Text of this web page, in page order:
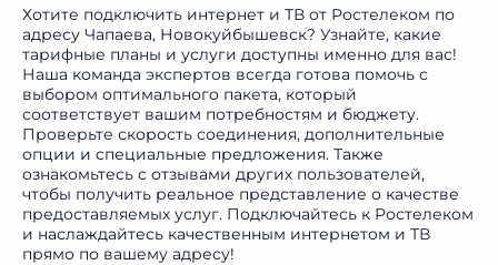
Хотите подключить интернет и ТВ от Ростелеком по
адресу Чапаева, Новокуйбышевск? Узнайте, какие
тарифные планы и услуги доступны именно для вас!
Наша команда экспертов всегда готова помочь с
выбором оптимального пакета, который
соответствует вашим потребностям и бюджету.
Проверьте скорость соединения, дополнительные
опции и специальные предложения. Также
ознакомьтесь с отзывами других пользователей,
чтобы получить реальное представление о качестве
предоставляемых услуг. Подключайтесь к Ростелеком
и наслаждайтесь качественным интернетом и ТВ
прямо по вашему адресу!